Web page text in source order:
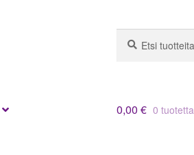
0,00 € 0 tuotetta